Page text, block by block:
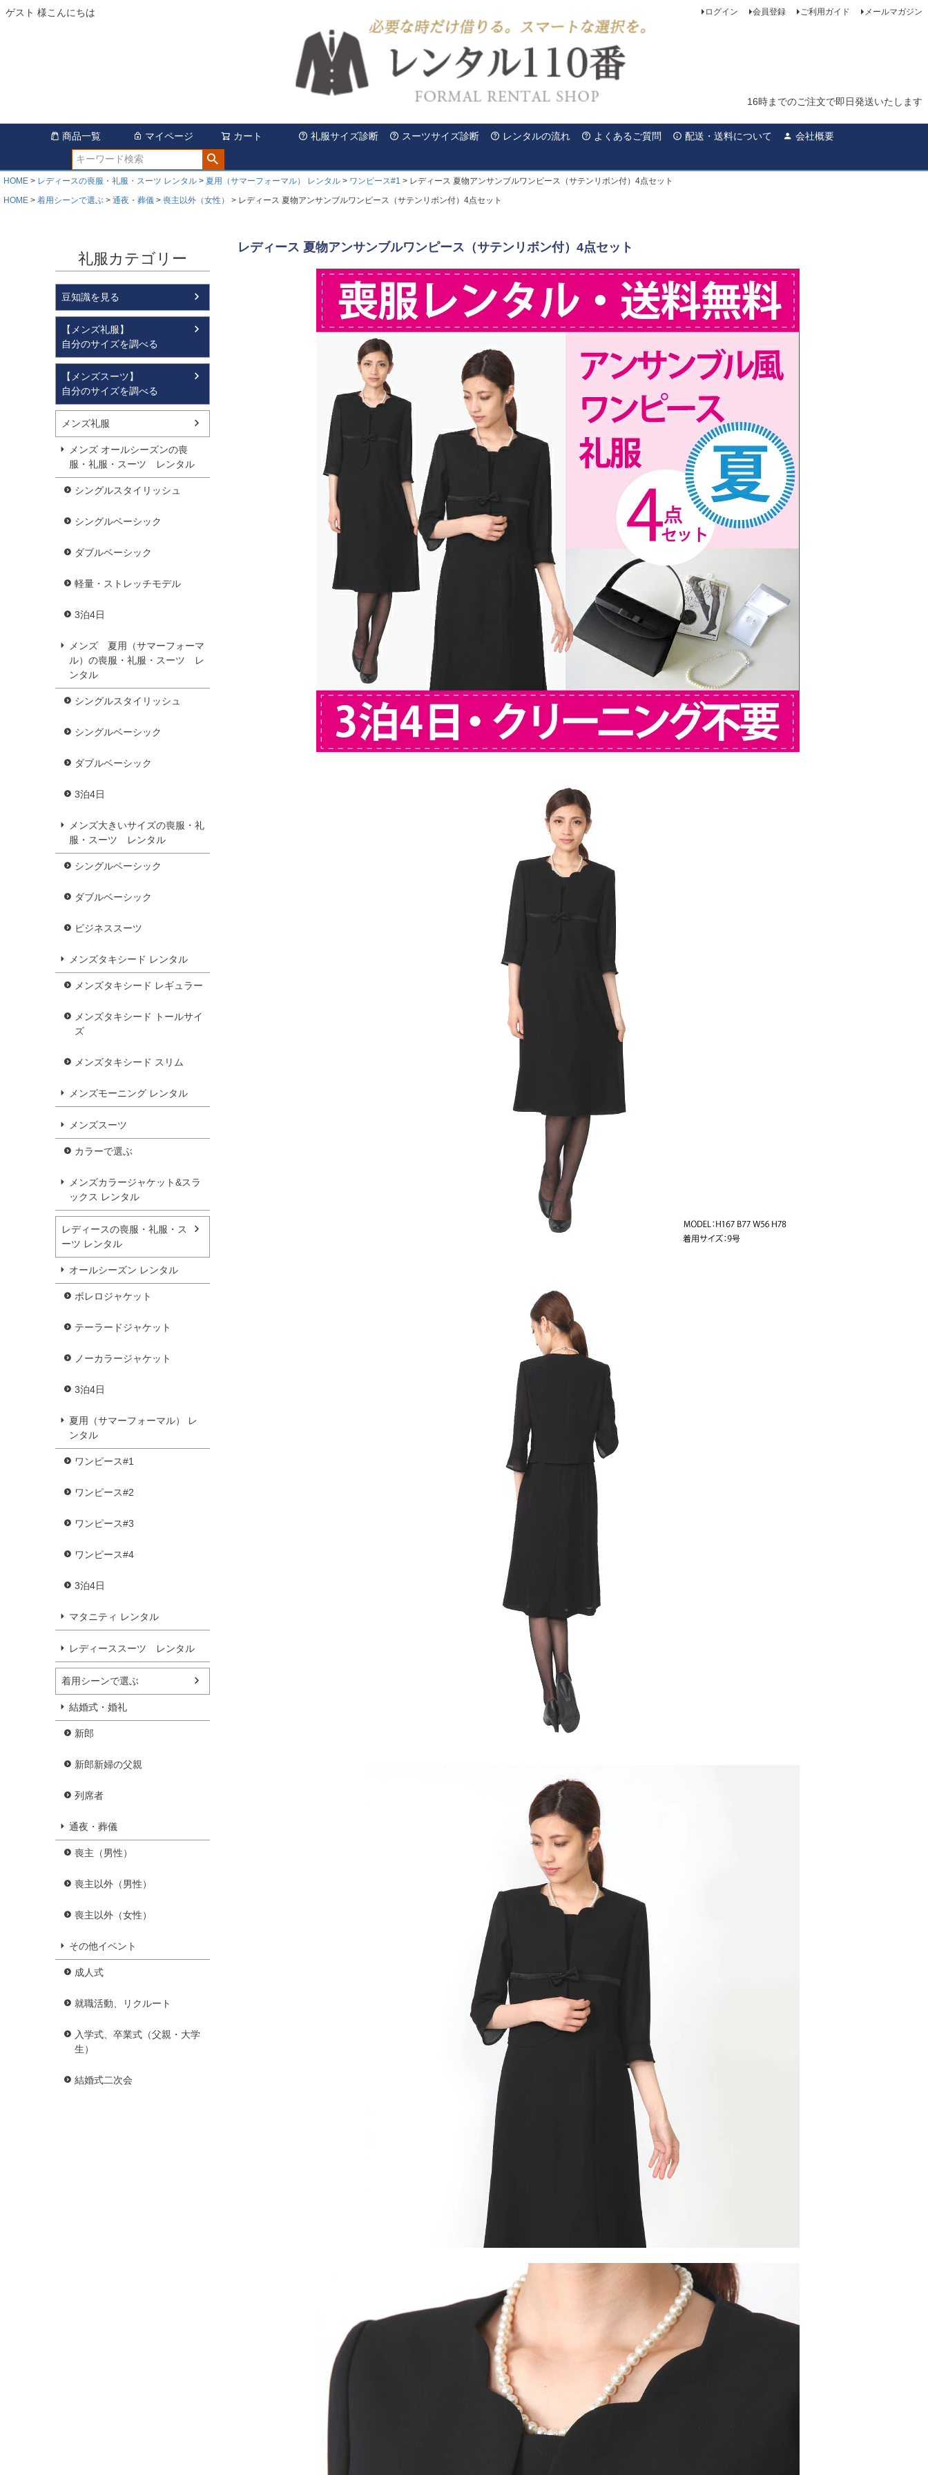
ゲスト 様こんにちは ログイン 会員登録 ご利用ガイド メールマガジン
16時までのご注文で即日発送いたします
商品一覧 マイページ カート 礼服サイズ診断 スーツサイズ診断 レンタルの流れ よくあるご質問 配送・送料について 会社概要
HOME レディースの喪服・礼服・スーツ レンタル 夏用（サマーフォーマル） レンタル ワンピース#1
レディース 夏物アンサンブルワンピース（サテンリボン付）4点セット
HOME
着用シーンで選ぶ 通夜・葬儀 喪主以外（女性） レディース 夏物アンサンブルワンピース（サテンリボン付）4点セット
礼服カテゴリー
豆知識を見る
【メンズ礼服】
自分のサイズを調べる
【メンズスーツ】
自分のサイズを調べる
メンズ礼服
メンズ オールシーズンの喪
服・礼服・スーツ レンタル
シングルスタイリッシュ
シングルベーシック
ダブルベーシック
軽量・ストレッチモデル
3泊4日
メンズ 夏用（サマーフォーマ
ル）の喪服・礼服・スーツ レ
ンタル
シングルスタイリッシュ
シングルベーシック
ダブルベーシック
3泊4日
メンズ大きいサイズの喪服・礼
服・スーツ レンタル
シングルベーシック
ダブルベーシック
ビジネススーツ
メンズタキシード レンタル
メンズタキシード レギュラー
メンズタキシード トールサイ
ズ
メンズタキシード スリム
メンズモーニング レンタル
メンズスーツ
カラーで選ぶ
メンズカラージャケット&スラ
ックス レンタル
レディースの喪服・礼服・ス
ーツ レンタル
オールシーズン レンタル
ボレロジャケット
テーラードジャケット
ノーカラージャケット
3泊4日
夏用（サマーフォーマル） レ
ンタル
ワンピース#1
ワンピース#2
ワンピース#3
ワンピース#4
3泊4日
マタニティ レンタル
レディーススーツ レンタル
着用シーンで選ぶ
結婚式・婚礼
新郎
新郎新婦の父親
列席者
通夜・葬儀
喪主（男性）
喪主以外（男性）
喪主以外（女性）
その他イベント
成人式
就職活動、リクルート
入学式、卒業式（父親・大学
生）
結婚式二次会
レディース 夏物アンサンブルワンピース（サテンリボン付）4点セット